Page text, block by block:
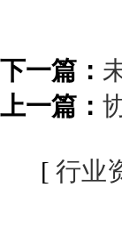
下一篇：
上一篇：
[ 行业